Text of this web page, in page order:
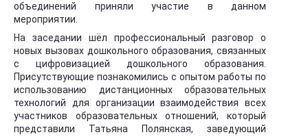
объединений приняли участие в данном
мероприятии.
На заседании шёл профессиональный разговор о
новых вызовах дошкольного образования, связанных
с цифровизацией дошкольного образования.
Присутствующие познакомились с опытом работы по
использованию дистанционных образовательных
технологий для организации взаимодействия всех
участников образовательных отношений, который
представили Татьяна Полянская, заведующий